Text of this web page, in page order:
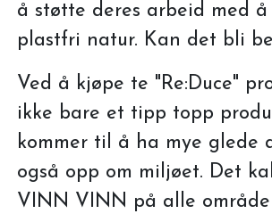
å støtte deres arbeid med å
plastfri natur. Kan det bli
Ved å kjøpe te "Re:Duce"
ikke bare et tipp topp
kommer til å ha mye glede
også opp om miljøet. Det
VINN VINN på alle